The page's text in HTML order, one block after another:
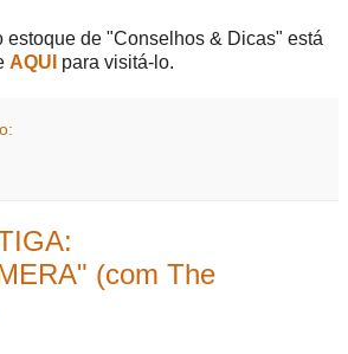
estoque de "Conselhos & Dicas" está
AQUI para visitá-lo.
(com The